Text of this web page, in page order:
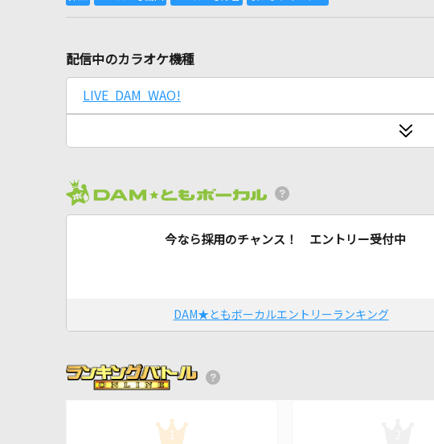
配信中のカラオケ機種
LIVE DAM WAO!
今なら採用のチャンス！ エントリー受付中
DAM★ともボーカルエントリーランキング
1